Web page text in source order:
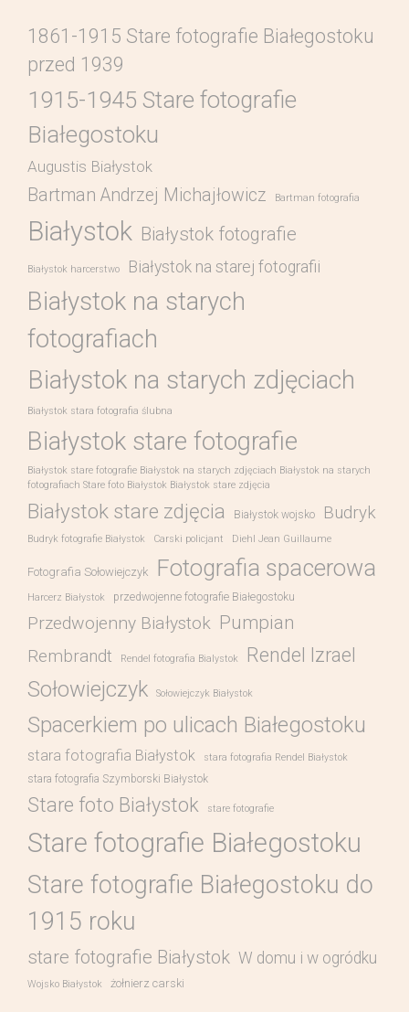
1861-1915 Stare fotografie Białegostoku
przed 1939
1915-1945 Stare fotografie
Białegostoku
Augustis Białystok
Bartman Andrzej Michajłowicz Bartman fotografia
Białystok Białystok fotografie
Białystok harcerstwo Białystok na starej fotografii
Białystok na starych
fotografiach
Białystok na starych zdjęciach
Białystok stara fotografia ślubna
Białystok stare fotografie
Białystok stare fotografie Białystok na starych zdjęciach Białystok na starych
fotografiach Stare foto Białystok Białystok stare zdjęcia
Białystok stare zdjęcia Białystok wojsko Budryk
Budryk fotografie Białystok Carski policjant Diehl Jean Guillaume
Fotografia Sołowiejczyk Fotografia spacerowa
Harcerz Białystok przedwojenne fotografie Białegostoku
Przedwojenny Białystok Pumpian
Rembrandt Rendel fotografia Bialystok Rendel Izrael
Sołowiejczyk Sołowiejczyk Białystok
Spacerkiem po ulicach Białegostoku
stara fotografia Białystok stara fotografia Rendel Białystok
stara fotografia Szymborski Białystok
Stare foto Białystok stare fotografie
Stare fotografie Białegostoku
Stare fotografie Białegostoku do
1915 roku
stare fotografie Białystok W domu i w ogródku
Wojsko Białystok żołnierz carski